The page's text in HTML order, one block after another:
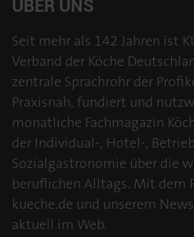
ÜBER UNS
Seit mehr als 142 Jahren ist
Verband der Köche
zentrale Sprachrohr der
Praxisnah, fundiert und
monatliche Fachmagazin
der Individual-, Hotel-,
Sozialgastronomie über die
beruflichen Alltags. Mit dem
kueche.de und unserem
aktuell im Web.